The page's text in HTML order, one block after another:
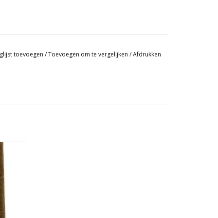
toevoegen /Toevoegen om te vergelijken /Afdrukken
van
van
en
van